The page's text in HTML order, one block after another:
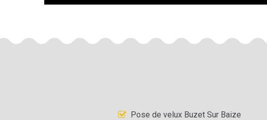
Pose de velux Buzet Sur Baize